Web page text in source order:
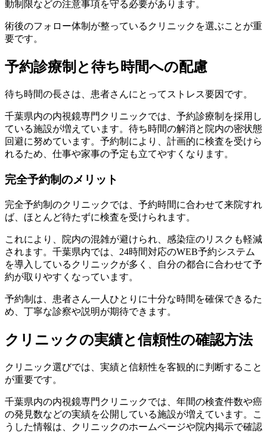
動制限などの注意事項を守る必要があります。
術後のフォロー体制が整っているクリニックを選ぶことが重
要です。
予約診療制と待ち時間への配慮
待ち時間の長さは、患者さんにとってストレス要因です。
千葉県内の内視鏡専門クリニックでは、予約診療制を採用し
ている施設が増えています。待ち時間の解消と院内の密状態
回避に努めています。予約制により、計画的に検査を受けら
れるため、仕事や家事の予定も立てやすくなります。
完全予約制のメリット
完全予約制のクリニックでは、予約時間に合わせて来院すれ
ば、ほとんど待たずに検査を受けられます。
これにより、院内の混雑が避けられ、感染症のリスクも軽減
されます。千葉県内では、24時間対応のWEB予約システム
を導入しているクリニックが多く、自分の都合に合わせて予
約が取りやすくなっています。
予約制は、患者さん一人ひとりに十分な時間を確保できるた
め、丁寧な診察や説明が期待できます。
クリニックの実績と信頼性の確認方法
クリニック選びでは、実績と信頼性を客観的に判断すること
が重要です。
千葉県内の内視鏡専門クリニックでは、年間の検査件数や癌
の発見数などの実績を公開している施設が増えています。こ
うした情報は、クリニックのホームページや院内掲示で確認